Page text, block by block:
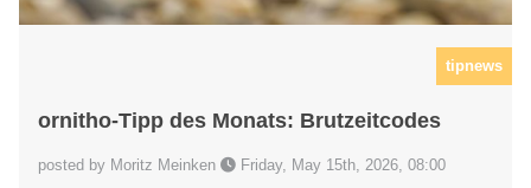
tipnews
ornitho-Tipp des Monats: Brutzeitcodes
posted by Moritz Meinken Friday, May 15th, 2026, 08:00